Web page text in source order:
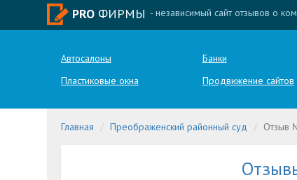
PRO ФИРМЫ - независимый сайт отзывов о
Автосалоны Банки
Пластиковые окна
Продвижение сайтов
Главная Преображенский районный суд Отзыв